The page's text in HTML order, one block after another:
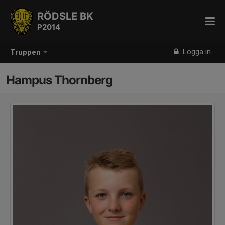
Truppen Logga in
RÖDSLE BK
P2014
Hampus Thornberg